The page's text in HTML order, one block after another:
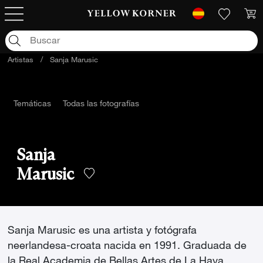
Artistas / Sanja Marusic
Temáticas Todas las fotografías
Sanja
Marusic
Sanja Marusic es una artista y fotógrafa
neerlandesa-croata nacida en 1991. Graduada de